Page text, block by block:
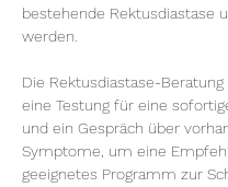
bestehende Rektusdiastase
werden.
Die Rektusdiastase-
eine Testung für eine
und ein Gespräch über
Symptome, um eine
geeignetes Programm zur